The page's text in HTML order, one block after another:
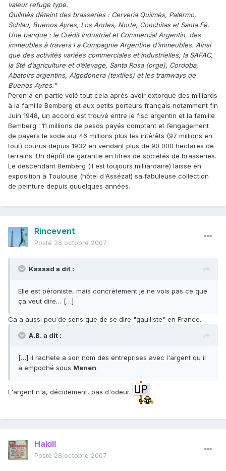
valeur refuge type.
Quilmès déteint des brasseries : Cerveria Quilmès, Palermo,
Schlau, Buenos Ayres, Los Andes, Norte, Conchitas et Santa Fé.
Une banque : le Crédit Industriel et Commercial Argentin, des
immeubles à travers l a Compagnie Argentine d’immeubles. Ainsi
que des activités variées commerciales et industrielles, la SAFAC,
la Sté d’agriculture et d’élevage, Santa Rosa (orge), Cordoba,
Abatoirs argentins, Algodonera (textiles) et les tramways de
Buenos Ayres."
Peron a en partie volé tout cela après avoir extorqué des milliards
à la famille Bemberg et aux petits porteurs français notamment fin
Juin 1948, un accord est trouvé entre le fisc argentin et la famille
Bemberg : 11 millions de pesos payés comptant et l’engagement
de payers le sode sur 46 millions plus les intérêts (97 millions en
tout) courus depuis 1932 en vendant plus de 90 000 hectares de
terrains. Un dépôt de garantie en titres de sociétés de brasseries.
Le descendant Bemberg (il est toujours milliardaire) laisse en
exposition à Toulouse (hôtel d'Assézat) sa fabuleuse collection
de peinture depuis quuelques années.
Rincevent
Posté 28 octobre 2007
Kassad a dit :
Elle est péroniste, mais concrètement je ne vois pas ce que
ça veut dire… […]
Ca a aussi peu de sens que de se dire "gaulliste" en France.
A.B. a dit :
[…] il rachete a son nom des entreprises avec l'argent qu'il
a empoché sous Menen.
L'argent n'a, décidément, pas d'odeur.
Hakill
Posté 28 octobre 2007